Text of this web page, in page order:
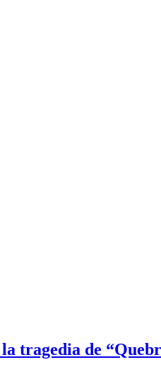
tragedia de